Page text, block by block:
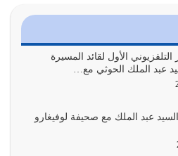
الابتعاد عن كتاب الله والتعدي
عن ذكر الله وعن هدى الله
الأول لقائد المسيرة
عبد الملك الحوثي مع…
عبد الملك مع صحيفة لوفيغارو